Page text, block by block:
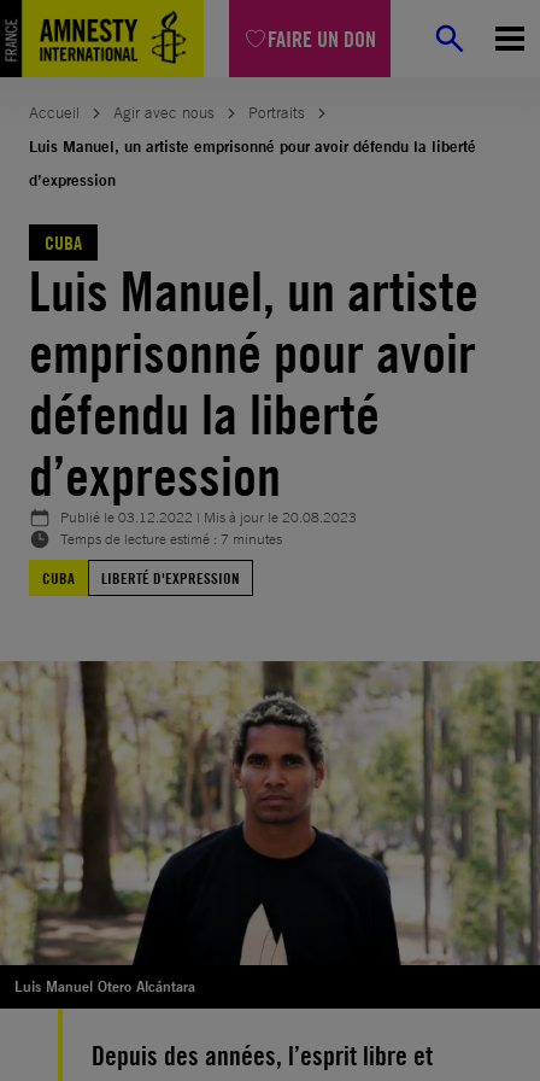
FAIRE UN DON
Aller
au
contenu
Accueil Agir avec nous
Portraits
Luis Manuel, un artiste emprisonné pour avoir défendu la liberté
d’expression
CUBA
Luis Manuel, un artiste
emprisonné pour avoir
défendu la liberté
d’expression
Publié le03.12.2022 | Mis à jour le20.08.2023
Temps de lecture estimé : 7 minutes
CUBA
LIBERTÉ D'EXPRESSION
Luis Manuel Otero Alcántara
Depuis des années, l’esprit libre et